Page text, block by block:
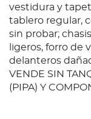
vestidura y
tablero regular,
sin probar;
ligeros, forro de
delanteros
VENDE SIN
(PIPA) Y